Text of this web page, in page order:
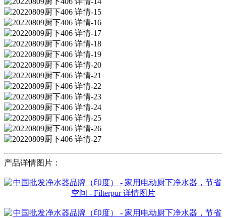
产品详情图片：